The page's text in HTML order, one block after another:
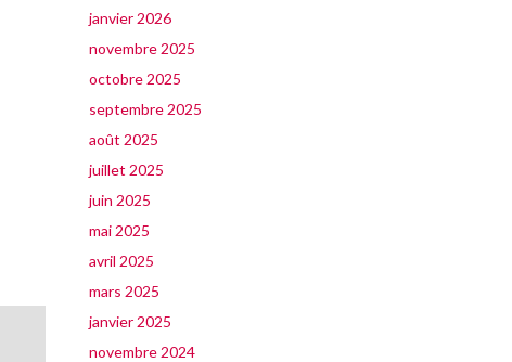
janvier 2026
novembre 2025
octobre 2025
septembre 2025
août 2025
juillet 2025
juin 2025
mai 2025
avril 2025
mars 2025
janvier 2025
novembre 2024